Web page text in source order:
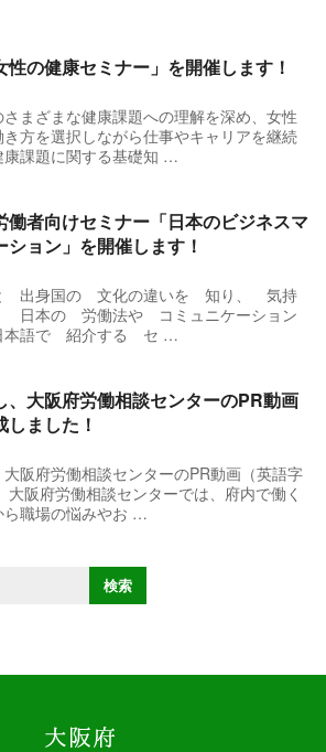
性の健康セミナー」を開催します！
まざまな健康課題への理解を深め、女性
方を選択しながら仕事やキャリアを継続
康課題に関する基礎知 …
働者向けセミナー「日本のビジネスマ
ョン」を開催します！
出身国の 文化の違いを 知り、 気持
日本の 労働法や コミュニケーション
本語で 紹介する セ …
、大阪府労働相談センターのPR動画
しました！
阪府労働相談センターのPR動画（英語字
阪府労働相談センターでは、府内で働く
ら職場の悩みやお …
検索